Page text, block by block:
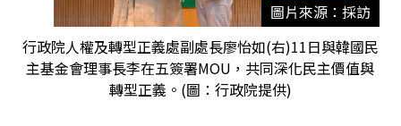
圖片來源：採訪
行政院人權及轉型正義處副處長廖怡如(右)11日與韓國民
主基金會理事長李在五簽署MOU，共同深化民主價值與
轉型正義。(圖：行政院提供)